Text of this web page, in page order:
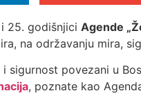
i 25. godišnjiciAgende
na održavanju mira,
sigurnost povezani u
, poznate kao